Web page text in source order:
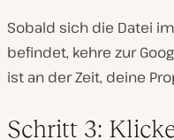
Sobald sich die Datei
befindet, kehre zur
ist an der Zeit, deine
Schritt 3: